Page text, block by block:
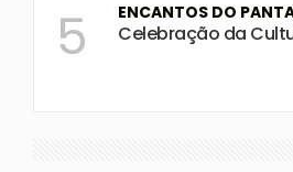
5 ENCANTOS DO
Celebração da